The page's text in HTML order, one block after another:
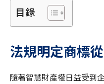
目錄
法規明定商標
隨著智慧財產權日益受到